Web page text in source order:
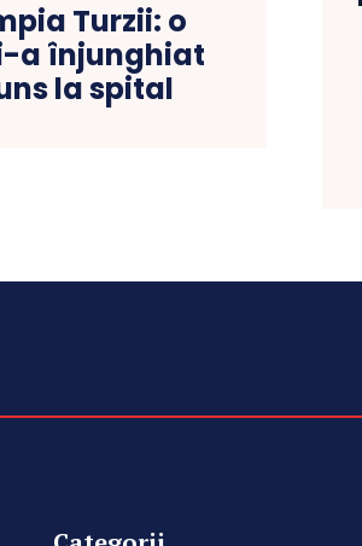
Turzii: o
a înjunghiat
la spital